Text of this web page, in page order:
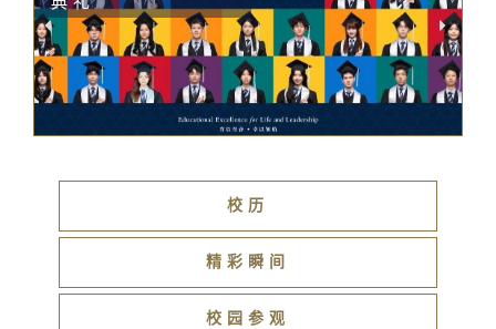
校历
精彩瞬间
校园参观